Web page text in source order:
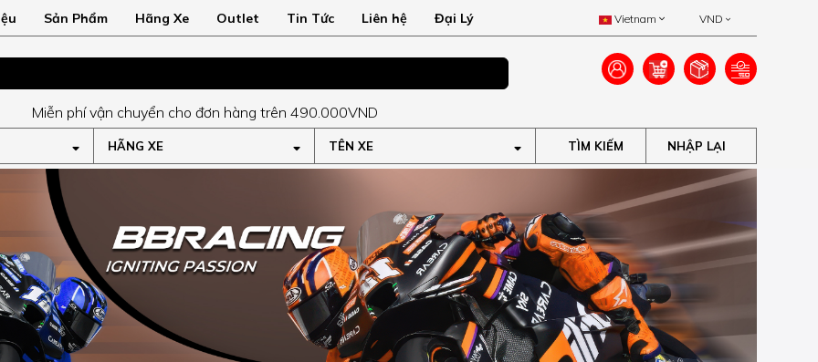
Sản Phẩm Hãng Xe Outlet Tin Tức Liên hệ Đại Lý Vietnam VND
Miễn phí vận chuyển cho đơn hàng trên 490.000VND
HÃNG XE TÊN XE TÌM KIẾM